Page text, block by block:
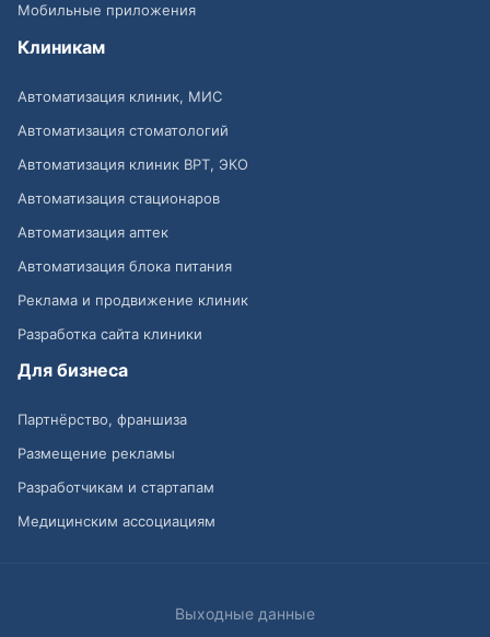
Мобильные приложения
Клиникам
Автоматизация клиник, МИС
Автоматизация стоматологий
Автоматизация клиник ВРТ, ЭКО
Автоматизация стационаров
Автоматизация аптек
Автоматизация блока питания
Реклама и продвижение клиник
Разработка сайта клиники
Для бизнеса
Партнёрство, франшиза
Размещение рекламы
Разработчикам и стартапам
Медицинским ассоциациям
Выходные данные